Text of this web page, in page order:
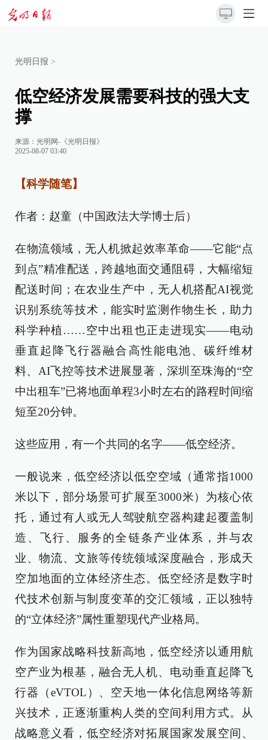
光明日报 >
低空经济发展需要科技的强大支
撑
来源： 光明网-《光明日报》
2025-08-07 03:40
【科学随笔】
作者：赵童（中国政法大学博士后）
在物流领域，无人机掀起效率革命——它能“点
到点”精准配送，跨越地面交通阻碍，大幅缩短
配送时间；在农业生产中，无人机搭配AI视觉
识别系统等技术，能实时监测作物生长，助力
科学种植……空中出租也正走进现实——电动
垂直起降飞行器融合高性能电池、碳纤维材
料、AI飞控等技术进展显著，深圳至珠海的“空
中出租车”已将地面单程3小时左右的路程时间缩
短至20分钟。
这些应用，有一个共同的名字——低空经济。
一般说来，低空经济以低空空域（通常指1000
米以下，部分场景可扩展至3000米）为核心依
托，通过有人或无人驾驶航空器构建起覆盖制
造、飞行、服务的全链条产业体系，并与农
业、物流、文旅等传统领域深度融合，形成天
空加地面的立体经济生态。低空经济是数字时
代技术创新与制度变革的交汇领域，正以独特
的“立体经济”属性重塑现代产业格局。
作为国家战略科技新高地，低空经济以通用航
空产业为根基，融合无人机、电动垂直起降飞
行器（eVTOL）、空天地一体化信息网络等新
兴技术，正逐渐重构人类的空间利用方式。从
战略意义看，低空经济对拓展国家发展空间、